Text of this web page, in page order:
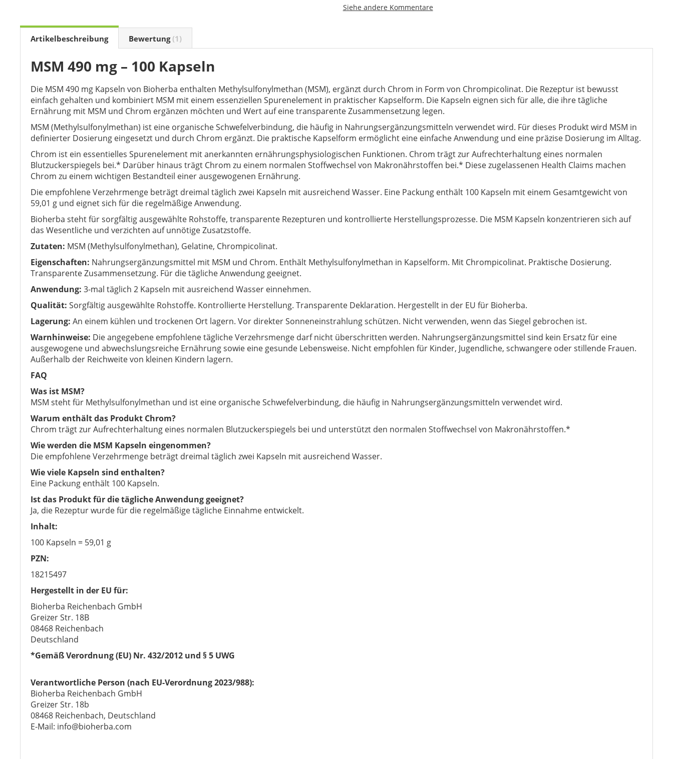
Siehe andere Kommentare
of
Artikelbeschreibung
MSM 490 mg – 100 Kapseln
Die MSM 490 mg Kapseln von Bioherba enthalten Methylsulfonylmethan (MSM), ergänzt durch Chrom in Form von Chrompicolinat. Die Rezeptur ist bewusst
einfach gehalten und kombiniert MSM mit einem essenziellen Spurenelement in praktischer Kapselform. Die Kapseln eignen sich für alle, die ihre tägliche
Ernährung mit MSM und Chrom ergänzen möchten und Wert auf eine transparente Zusammensetzung legen.
MSM (Methylsulfonylmethan) ist eine organische Schwefelverbindung, die häufig in Nahrungsergänzungsmitteln verwendet wird. Für dieses Produkt wird MSM in
definierter Dosierung eingesetzt und durch Chrom ergänzt. Die praktische Kapselform ermöglicht eine einfache Anwendung und eine präzise Dosierung im Alltag.
Chrom ist ein essentielles Spurenelement mit anerkannten ernährungsphysiologischen Funktionen. Chrom trägt zur Aufrechterhaltung eines normalen
Blutzuckerspiegels bei.* Darüber hinaus trägt Chrom zu einem normalen Stoffwechsel von Makronährstoffen bei.* Diese zugelassenen Health Claims machen
Chrom zu einem wichtigen Bestandteil einer ausgewogenen Ernährung.
Die empfohlene Verzehrmenge beträgt dreimal täglich zwei Kapseln mit ausreichend Wasser. Eine Packung enthält 100 Kapseln mit einem Gesamtgewicht von
59,01 g und eignet sich für die regelmäßige Anwendung.
Bioherba steht für sorgfältig ausgewählte Rohstoffe, transparente Rezepturen und kontrollierte Herstellungsprozesse. Die MSM Kapseln konzentrieren sich auf
das Wesentliche und verzichten auf unnötige Zusatzstoffe.
Zutaten: MSM (Methylsulfonylmethan), Gelatine, Chrompicolinat.
Eigenschaften: Nahrungsergänzungsmittel mit MSM und Chrom. Enthält Methylsulfonylmethan in Kapselform. Mit Chrompicolinat. Praktische Dosierung.
Transparente Zusammensetzung. Für die tägliche Anwendung geeignet.
Anwendung: 3-mal täglich 2 Kapseln mit ausreichend Wasser einnehmen.
Qualität: Sorgfältig ausgewählte Rohstoffe. Kontrollierte Herstellung. Transparente Deklaration. Hergestellt in der EU für Bioherba.
Lagerung: An einem kühlen und trockenen Ort lagern. Vor direkter Sonneneinstrahlung schützen. Nicht verwenden, wenn das Siegel gebrochen ist.
Warnhinweise: Die angegebene empfohlene tägliche Verzehrsmenge darf nicht überschritten werden. Nahrungsergänzungsmittel sind kein Ersatz für eine
ausgewogene und abwechslungsreiche Ernährung sowie eine gesunde Lebensweise. Nicht empfohlen für Kinder, Jugendliche, schwangere oder stillende Frauen.
Außerhalb der Reichweite von kleinen Kindern lagern.
FAQ
Was ist MSM?
MSM steht für Methylsulfonylmethan und ist eine organische Schwefelverbindung, die häufig in Nahrungsergänzungsmitteln verwendet wird.
Warum enthält das Produkt Chrom?
Chrom trägt zur Aufrechterhaltung eines normalen Blutzuckerspiegels bei und unterstützt den normalen Stoffwechsel von Makronährstoffen.*
Wie werden die MSM Kapseln eingenommen?
Die empfohlene Verzehrmenge beträgt dreimal täglich zwei Kapseln mit ausreichend Wasser.
Wie viele Kapseln sind enthalten?
Eine Packung enthält 100 Kapseln.
Ist das Produkt für die tägliche Anwendung geeignet?
Ja, die Rezeptur wurde für die regelmäßige tägliche Einnahme entwickelt.
Inhalt:
100 Kapseln = 59,01 g
PZN:
18215497
Hergestellt in der EU für:
Bioherba Reichenbach GmbH
Greizer Str. 18B
08468 Reichenbach
Deutschland
*Gemäß Verordnung (EU) Nr. 432/2012 und § 5 UWG
Verantwortliche Person (nach EU-Verordnung 2023/988):
Bioherba Reichenbach GmbH
Greizer Str. 18b
08468 Reichenbach, Deutschland
E-Mail: info@bioherba.com
Bewertung 1